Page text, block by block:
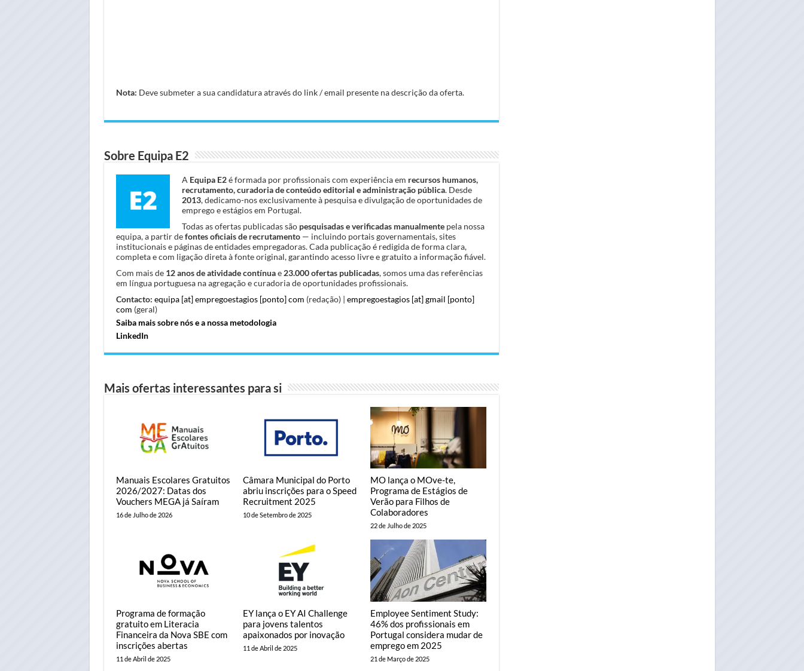
Nota: Deve submeter a sua candidatura através do link / email presente na descrição da oferta.
Sobre Equipa E2
A Equipa E2é formada por profissionais com experiência em recursos humanos,
recrutamento, curadoria de conteúdo editorial e administração pública. Desde
2013, dedicamo-nos exclusivamente à pesquisa e divulgação de oportunidades de
emprego e estágios em Portugal.
Todas as ofertas publicadas são pesquisadas e verificadas manualmentepela nossa
equipa, a partir defontes oficiais de recrutamento— incluindo portais governamentais, sites
institucionais e páginas de entidades empregadoras. Cada publicação é redigida de forma clara,
completa e com ligação direta à fonte original, garantindo acesso livre e gratuito a informação fiável.
Com mais de 12 anos de atividade contínuae 23.000 ofertas publicadas, somos uma das referências
em língua portuguesa na agregação e curadoria de oportunidades profissionais.
Contacto: equipa [at] empregoestagios [ponto] com (redação) | empregoestagios [at] gmail [ponto]
com (geral)
Saiba mais sobre nós e a nossa metodologia
LinkedIn
Mais ofertas interessantes para si
Manuais Escolares Gratuitos
2026/2027: Datas dos
Vouchers MEGA já Saíram
16 de Julho de 2026
Câmara Municipal do Porto
abriu inscrições para o Speed
Recruitment 2025
10 de Setembro de 2025
MO lança o MOve-te,
Programa de Estágios de
Verão para Filhos de
Colaboradores
22 de Julho de 2025
Programa de formação
gratuito em Literacia
Financeira da Nova SBE com
inscrições abertas
11 de Abril de 2025
EY lança o EY AI Challenge
para jovens talentos
apaixonados por inovação
11 de Abril de 2025
Employee Sentiment Study:
46% dos profissionais em
Portugal considera mudar de
emprego em 2025
21 de Março de 2025